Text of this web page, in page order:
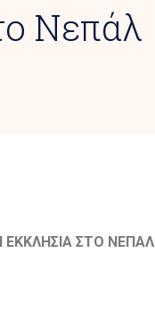
Νεπάλ
ΕΚΚΛΗΣΙΑ ΣΤΟ ΝΕΠΑΛ